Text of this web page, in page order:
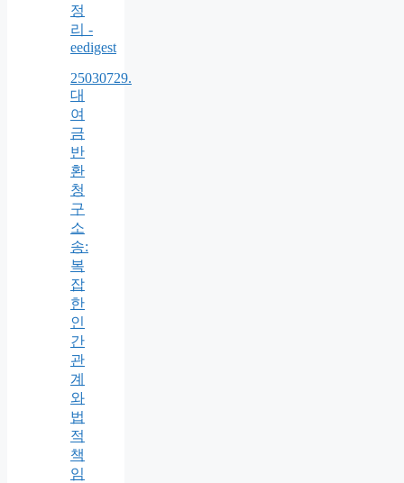
정
리 -
eedigest
25030729.
대
여
금
반
환
청
구
소
송:
복
잡
한
인
간
관
계
와
법
적
책
임